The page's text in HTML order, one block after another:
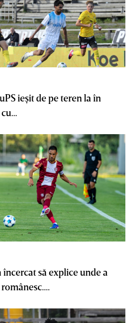
ieşit de pe teren la în
să explice unde a